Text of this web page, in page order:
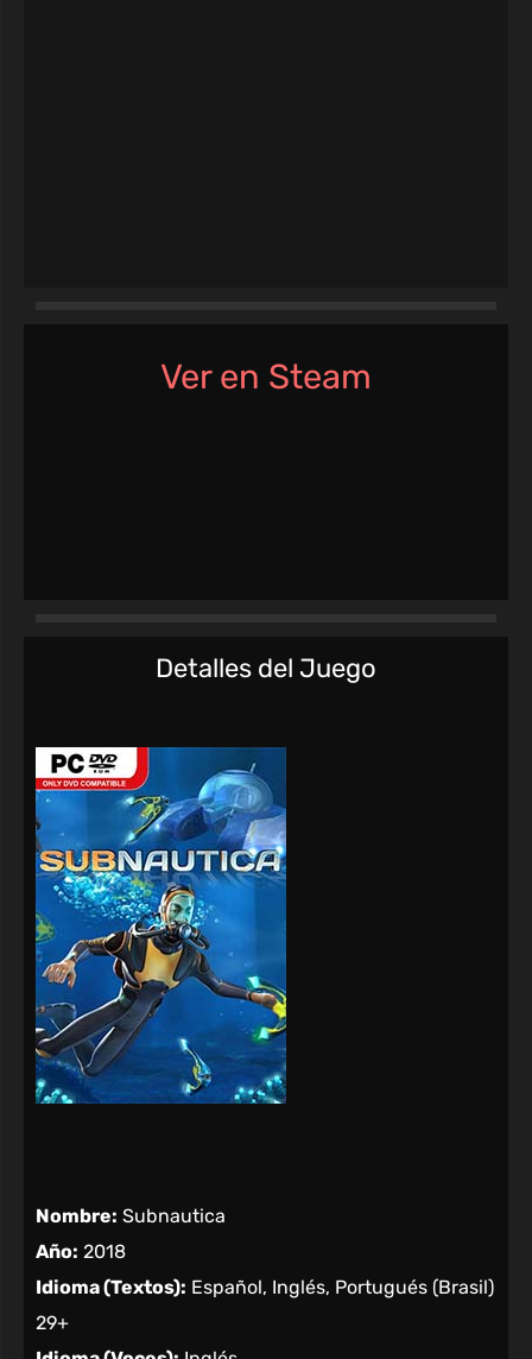
Ver en Steam
Detalles del Juego
Nombre: Subnautica
Año: 2018
Idioma (Textos): Español, Inglés, Portugués (Brasil)
29+